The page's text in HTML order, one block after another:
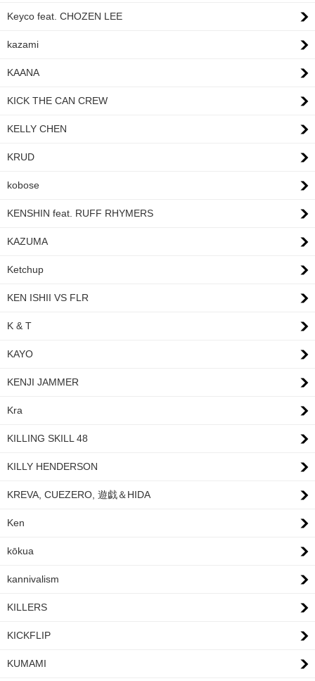
Keyco feat. CHOZEN LEE
kazami
KAANA
KICK THE CAN CREW
KELLY CHEN
KRUD
kobose
KENSHIN feat. RUFF RHYMERS
KAZUMA
Ketchup
KEN ISHII VS FLR
K & T
KAYO
KENJI JAMMER
Kra
KILLING SKILL 48
KILLY HENDERSON
KREVA, CUEZERO, 遊戯＆HIDA
Ken
kōkua
kannivalism
KILLERS
KICKFLIP
KUMAMI